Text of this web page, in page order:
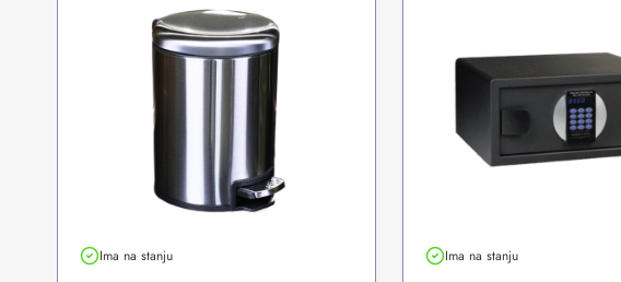
Ima na stanju Ima na stanju